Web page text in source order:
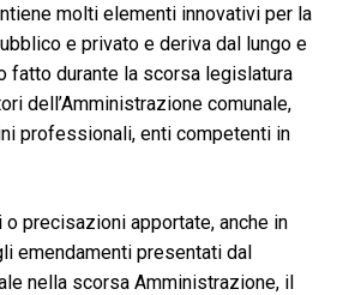
molti elementi innovativi per la
e privato e deriva dal lungo e
fatto durante la scorsa legislatura
dell’Amministrazione comunale,
professionali, enti competenti in
o precisazioni apportate, anche in
emendamenti presentati dal
nella scorsa Amministrazione, il